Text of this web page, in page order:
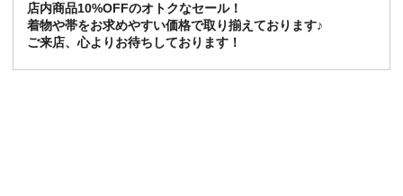
店内商品10%OFFのオトクなセール！
着物や帯をお求めやすい価格で取り揃えております♪
ご来店、心よりお待ちしております！